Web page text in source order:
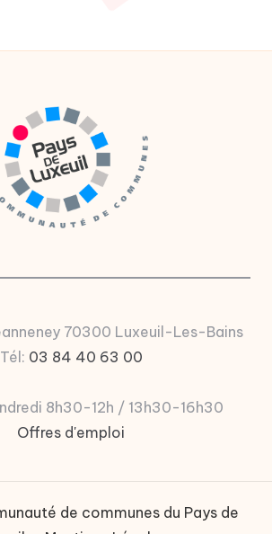
70300 Luxeuil-Les-Bains
Tél: 03 84 40 63 00
8h30-12h / 13h30-16h30
Offres d'emploi
de communes du Pays de